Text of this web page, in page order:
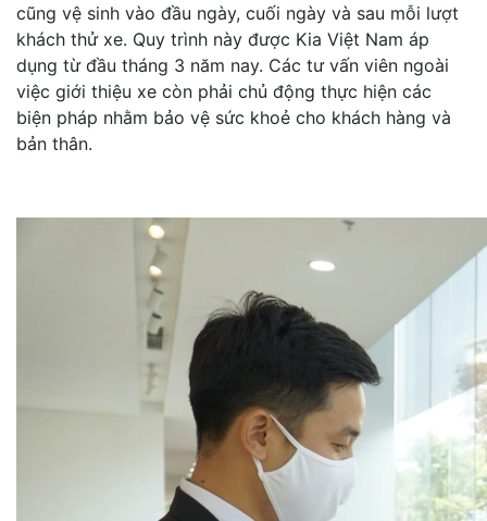
cũng vệ sinh vào đầu ngày, cuối ngày và sau mỗi lượt
khách thử xe. Quy trình này được Kia Việt Nam áp
dụng từ đầu tháng 3 năm nay. Các tư vấn viên ngoài
việc giới thiệu xe còn phải chủ động thực hiện các
biện pháp nhằm bảo vệ sức khoẻ cho khách hàng và
bản thân.